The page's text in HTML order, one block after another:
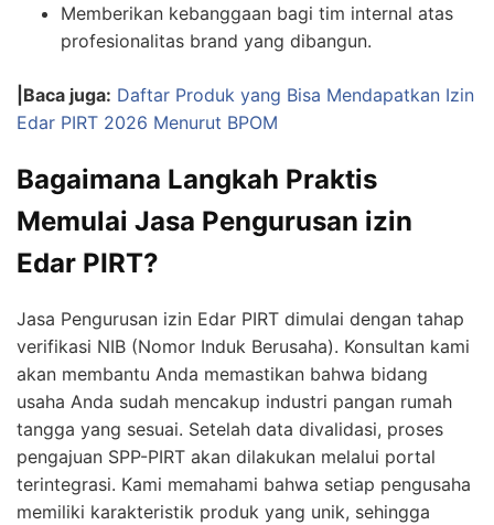
Memberikan kebanggaan bagi tim internal atas
profesionalitas brand yang dibangun.
|Baca juga: Daftar Produk yang Bisa Mendapatkan Izin
Edar PIRT 2026 Menurut BPOM
Bagaimana Langkah Praktis
Memulai Jasa Pengurusan izin
Edar PIRT?
Jasa Pengurusan izin Edar PIRT dimulai dengan tahap
verifikasi NIB (Nomor Induk Berusaha). Konsultan kami
akan membantu Anda memastikan bahwa bidang
usaha Anda sudah mencakup industri pangan rumah
tangga yang sesuai. Setelah data divalidasi, proses
pengajuan SPP-PIRT akan dilakukan melalui portal
terintegrasi. Kami memahami bahwa setiap pengusaha
memiliki karakteristik produk yang unik, sehingga